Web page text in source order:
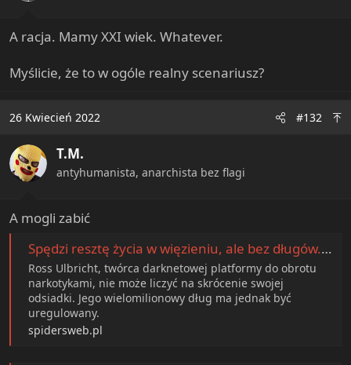
s
A racja. Mamy XXI wiek. Whatever.
Myślicie, że to w ogóle realny scenariusz?
26 Kwiecień 2022 #132
T.M.
antyhumanista, anarchista bez flagi
A mogli zabić
Spędzi resztę życia w więzieniu, ale bez długów. To koniec najsłynniejszego sklepu internetowego z narkotykami
Ross Ulbricht, twórca darknetowej platformy do obrotu
narkotykami, nie może liczyć na skrócenie swojej
odsiadki. Jego wielomilionowy dług ma jednak być
uregulowany.
spidersweb.pl